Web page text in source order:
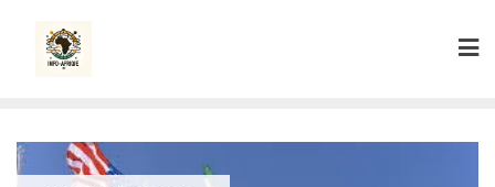
content